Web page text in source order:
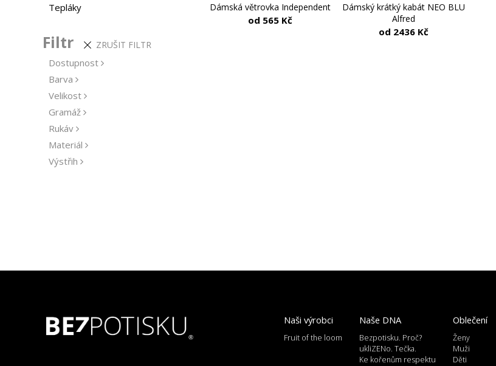
Tepláky
Filtr ZRUŠIT FILTR
Dostupnost
Barva
Velikost
Gramáž
Rukáv
Materiál
Výstřih
Dámská větrovka Independent
od 565 Kč
Dámský krátký kabát NEO BLU
Alfred
od 2436 Kč
Oblečení
Ženy
Muži
Děti
Naše DNA
Bezpotisku. Proč?
ukliZENo. Tečka.
Ke kořenům respektu
Naši výrobci
Fruit of the loom